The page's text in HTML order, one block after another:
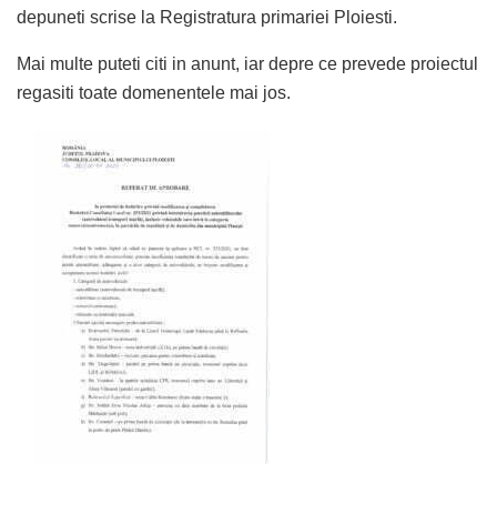
depuneti scrise la Registratura primariei Ploiesti.
Mai multe puteti citi in anunt, iar depre ce prevede proiectul
regasiti toate domenentele mai jos.